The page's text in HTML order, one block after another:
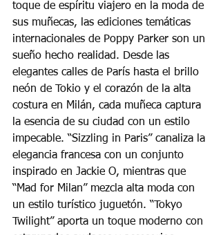
toque de espíritu viajero en la moda de
sus muñecas, las ediciones temáticas
internacionales de Poppy Parker son un
sueño hecho realidad. Desde las
elegantes calles de París hasta el brillo
neón de Tokio y el corazón de la alta
costura en Milán, cada muñeca captura
la esencia de su ciudad con un estilo
impecable. “Sizzling in Paris” canaliza la
elegancia francesa con un conjunto
inspirado en Jackie O, mientras que
“Mad for Milan” mezcla alta moda con
un estilo turístico juguetón. “Tokyo
Twilight” aporta un toque moderno con